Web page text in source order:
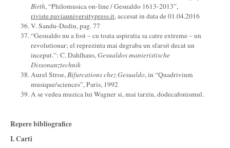
Birth, “Philomusica on-line / Gesualdo 1613-2013”,
riviste.paviauniversitypress.it, accesat in data de 01.04.2016
V. Sandu-Dediu, pag. 77
“Gesualdo nu a fost – cu toata aspiratia sa catre extreme – un
revolutionar; el reprezinta mai degraba un sfarsit decat un
inceput.”: C. Dahlhaus,Gesualdos manieristische
Dissonanztechnik
Aurel Stroe,Bifurcations chez Gesualdo, in “Quadrivium
musique/sciences”, Paris, 1992
A se vedea muzica lui Wagner si, mai tarziu, dodecafonismul.
Repere bibliografice
I.Carti